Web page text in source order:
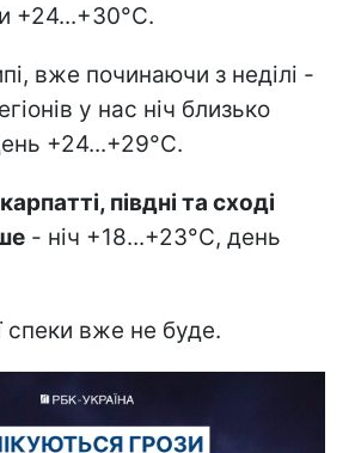
+24...+30°C.
вже починаючи з неділі -
у нас ніч близько
+24...+29°C.
півдні та сході
- ніч +18...+23°C, день
спеки вже не буде.